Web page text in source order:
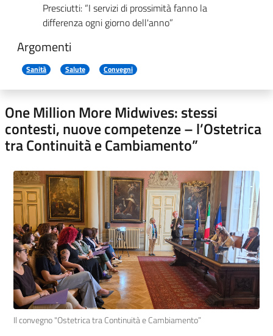
Presciutti: “I servizi di prossimità fanno la
differenza ogni giorno dell'anno”
Argomenti
Sanità Salute Convegni
One Million More Midwives: stessi
contesti, nuove competenze – l’Ostetrica
tra Continuità e Cambiamento”
Il convegno "Ostetrica tra Continuità e Cambiamento”